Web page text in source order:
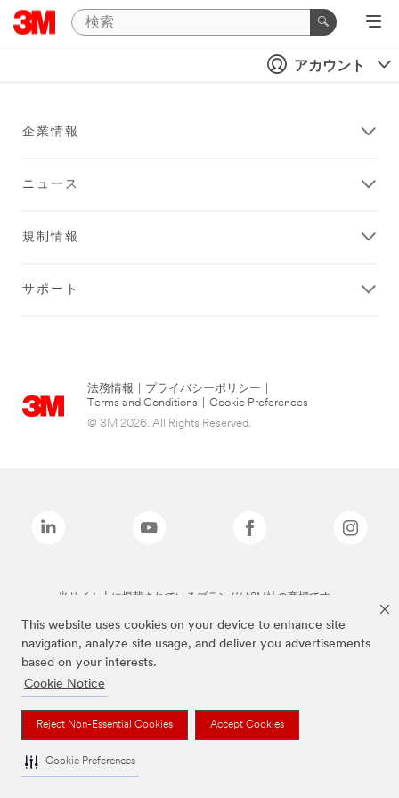
This website uses cookies on your device to enhance site
navigation, analyze site usage, and deliver you advertisements
based on your interests.
Cookie Notice
Reject Non-Essential Cookies Accept Cookies
Cookie Preferences
アカウント
企業情報
ニュース
規制情報
サポート
法務情報 プライバシーポリシー
Terms and Conditions
Cookie Preferences
© 3M 2026. All Rights Reserved.
当サイト上に掲載されているブランドは3M社の商標です。